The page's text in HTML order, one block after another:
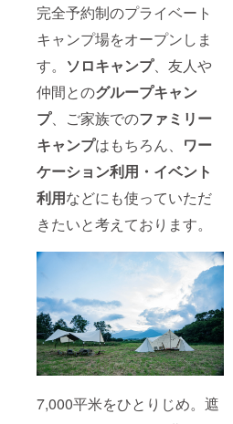
完全予約制のプライベート
キャンプ場をオープンしま
す。 ソロキャンプ、友人や
仲間とのグループキャン
プ、ご家族でのファミリー
キャンプはもちろん、 ワー
ケーション利用・イベント
利用などにも使っていただ
きたいと考えております。
7,000平米をひとりじめ。遮